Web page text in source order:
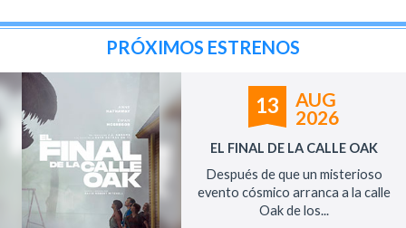
PRÓXIMOS ESTRENOS
13
AUG
2026
EL FINAL DE LA CALLE OAK
Después de que un misterioso
evento cósmico arranca a la calle
Oak de los...